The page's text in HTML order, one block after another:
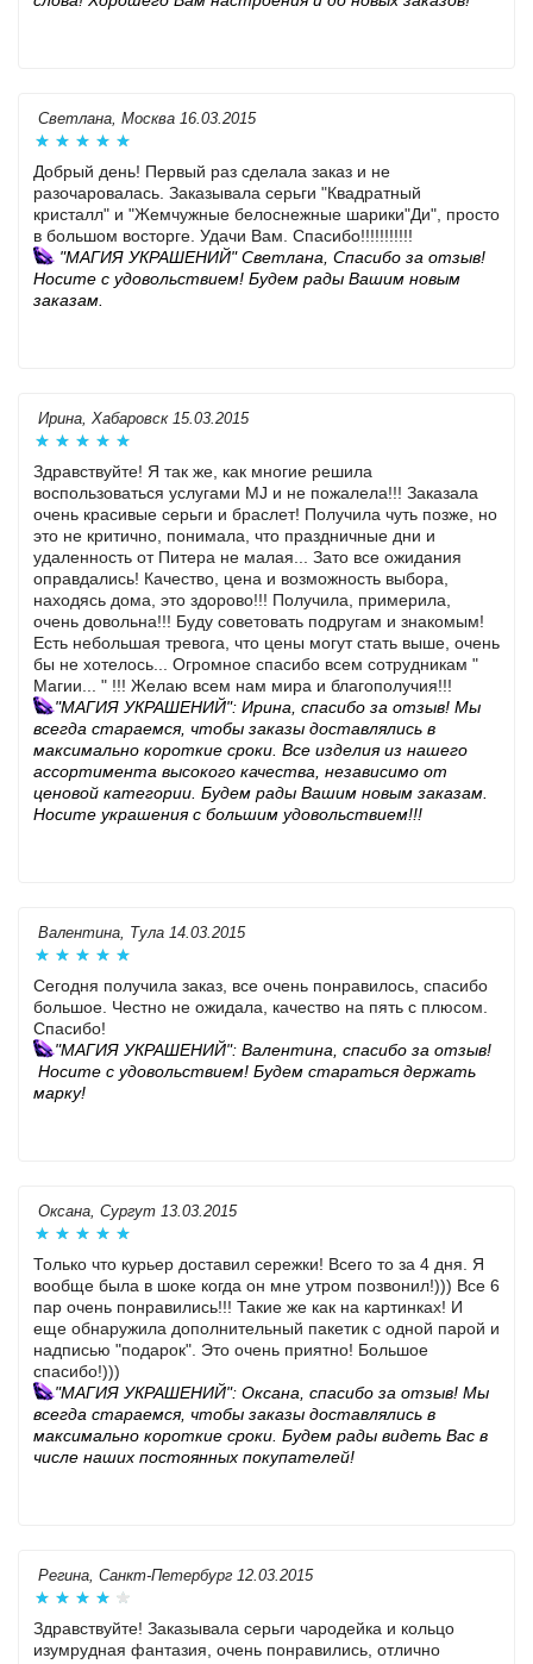
Светлана, Москва 16.03.2015
Добрый день! Первый раз сделала заказ и не
разочаровалась. Заказывала серьги "Квадратный
кристалл" и "Жемчужные белоснежные шарики"Ди", просто
в большом восторге. Удачи Вам. Спасибо!!!!!!!!!!!
"МАГИЯ УКРАШЕНИЙ" Светлана, Спасибо за отзыв!
Носите с удовольствием! Будем рады Вашим новым
заказам.
Ирина, Хабаровск 15.03.2015
Здравствуйте! Я так же, как многие решила
воспользоваться услугами MJ и не пожалела!!! Заказала
очень красивые серьги и браслет! Получила чуть позже, но
это не критично, понимала, что праздничные дни и
удаленность от Питера не малая... Зато все ожидания
оправдались! Качество, цена и возможность выбора,
находясь дома, это здорово!!! Получила, примерила,
очень довольна!!! Буду советовать подругам и знакомым!
Есть небольшая тревога, что цены могут стать выше, очень
бы не хотелось... Огромное спасибо всем сотрудникам "
Магии... " !!! Желаю всем нам мира и благополучия!!!
"МАГИЯ УКРАШЕНИЙ": Ирина, спасибо за отзыв! Мы
всегда стараемся, чтобы заказы доставлялись в
максимально короткие сроки. Все изделия из нашего
ассортимента высокого качества, независимо от
ценовой категории. Будем рады Вашим новым заказам.
Носите украшения с большим удовольствием!!!
Валентина, Тула 14.03.2015
Сегодня получила заказ, все очень понравилось, спасибо
большое. Честно не ожидала, качество на пять с плюсом.
Спасибо!
"МАГИЯ УКРАШЕНИЙ": Валентина, спасибо за отзыв!
Носите с удовольствием! Будем стараться держать
марку!
Оксана, Сургут 13.03.2015
Только что курьер доставил сережки! Всего то за 4 дня. Я
вообще была в шоке когда он мне утром позвонил!))) Все 6
пар очень понравились!!! Такие же как на картинках! И
еще обнаружила дополнительный пакетик с одной парой и
надписью "подарок". Это очень приятно! Большое
спасибо!)))
"МАГИЯ УКРАШЕНИЙ": Оксана, спасибо за отзыв! Мы
всегда стараемся, чтобы заказы доставлялись в
максимально короткие сроки. Будем рады видеть Вас в
числе наших постоянных покупателей!
Регина, Санкт-Петербург 12.03.2015
Здравствуйте! Заказывала серьги чародейка и кольцо
изумрудная фантазия, очень понравились, отлично